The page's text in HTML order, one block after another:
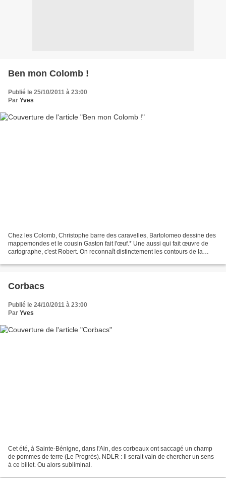
Ben mon Colomb !
Publié le 25/10/2011 à 23:00
Par Yves
Chez les Colomb, Christophe barre des caravelles, Bartolomeo dessine des
mappemondes et le cousin Gaston fait l'œuf.* Une aussi qui fait œuvre de
cartographe, c'est Robert. On reconnaît distinctement les contours de la
Corbacs
Publié le 24/10/2011 à 23:00
Par Yves
Cet été, à Sainte-Bénigne, dans l'Ain, des corbeaux ont saccagé un champ
de pommes de terre (Le Progrès). NDLR : Il serait vain de chercher un sens
à ce billet. Ou alors subliminal.